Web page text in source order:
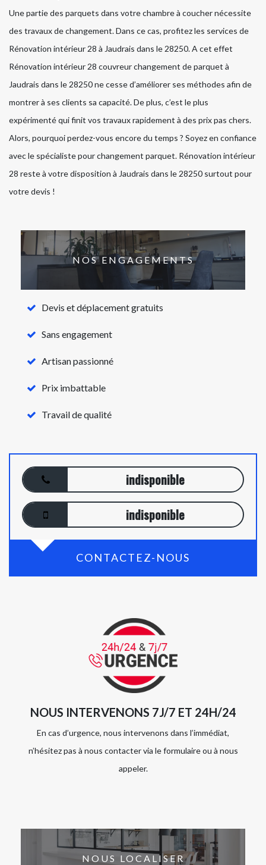
Une partie des parquets dans votre chambre à coucher nécessite
des travaux de changement. Dans ce cas, profitez les services de
Rénovation intérieur 28 à Jaudrais dans le 28250. A cet effet
Rénovation intérieur 28 couvreur changement de parquet à
Jaudrais dans le 28250 ne cesse d’améliorer ses méthodes afin de
montrer à ses clients sa capacité. De plus, c’est le plus
expérimenté qui finit vos travaux rapidement à des prix pas chers.
Alors, pourquoi perdez-vous encore du temps ? Soyez en confiance
avec le spécialiste pour changement parquet. Rénovation intérieur
28 reste à votre disposition à Jaudrais dans le 28250 surtout pour
votre devis !
NOS ENGAGEMENTS
Devis et déplacement gratuits
Sans engagement
Artisan passionné
Prix imbattable
Travail de qualité
indisponible
indisponible
CONTACTEZ-NOUS
NOUS INTERVENONS 7J/7 ET 24H/24
En cas d’urgence, nous intervenons dans l’immédiat,
n’hésitez pas à nous contacter via le formulaire ou à nous
appeler.
NOUS LOCALISER